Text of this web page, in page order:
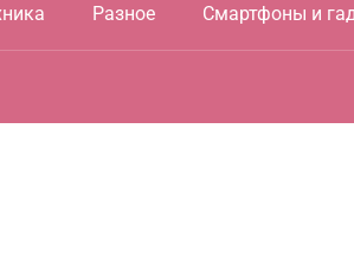
Разное Смартфоны и